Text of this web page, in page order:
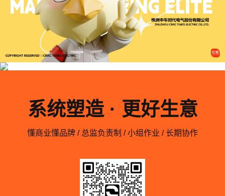
系统塑造 · 更好生意
懂商业懂品牌 / 总监负责制 / 小组作业 / 长期协作